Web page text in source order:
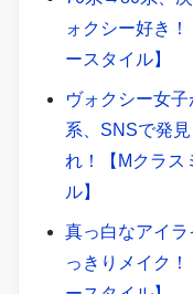
ォクシー好き
ースタイル】
ヴォクシー女
系、SNSで発
れ！【Mクラス
ル】
真っ白なアイラ
っきりメイク